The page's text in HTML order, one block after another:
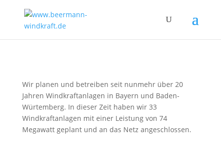
Wir planen und betreiben seit nunmehr über 20
Jahren Windkraftanlagen in Bayern und Baden-
Würtemberg. In dieser Zeit haben wir 33
Windkraftanlagen mit einer Leistung von 74
Megawatt geplant und an das Netz angeschlossen.